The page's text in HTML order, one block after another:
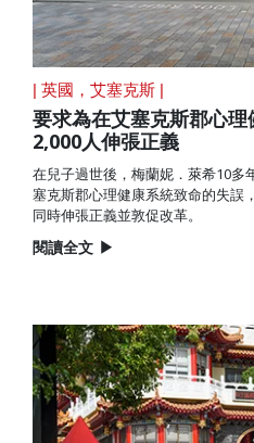
| 英國，艾塞克斯 |
要求為在艾塞克斯郡心
2,000人伸張正義
在兒子過世後，梅蘭妮．萊希10多
塞克斯郡心理健康系統致命的失誤
同時伸張正義並敦促改革。
閱讀全文 ▶